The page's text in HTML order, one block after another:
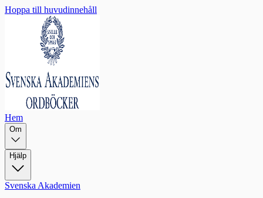
Hoppa till huvudinnehåll
Hem
Om
Hjälp
Svenska Akademien